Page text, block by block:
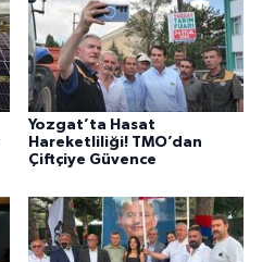
Yozgat’ta Hasat
Hareketliliği! TMO’dan
Çiftçiye Güvence